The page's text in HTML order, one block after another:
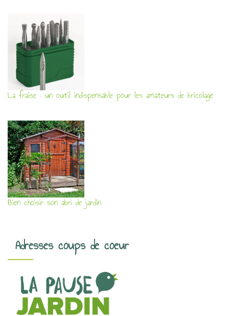
La fraise : un outil indispensable pour les amateurs de bricolage
Bien choisir son abri de jardin
Adresses coups de coeur